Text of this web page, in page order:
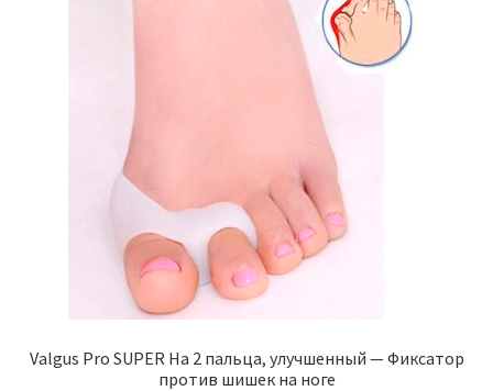
Valgus Pro SUPER На 2 пальца, улучшенный — Фиксатор
против шишек на ноге